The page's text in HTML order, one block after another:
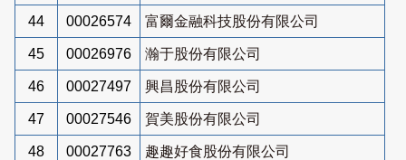
44 00026574 富爾金融科技股份有限公司
45 00026976 瀚于股份有限公司
46 00027497 興昌股份有限公司
47 00027546 賀美股份有限公司
48 00027763 趣趣好食股份有限公司